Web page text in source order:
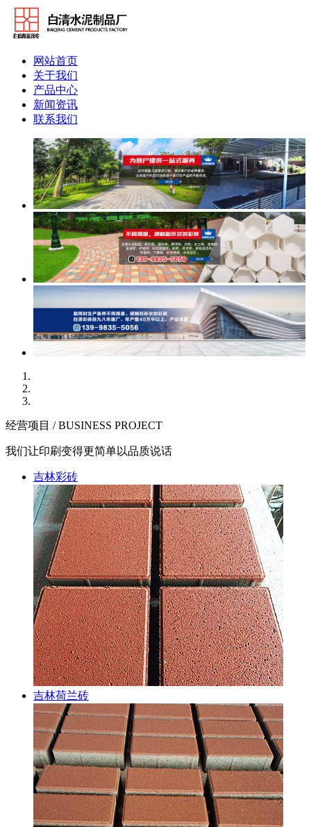
网站首页
关于我们
产品中心
新闻资讯
联系我们
经营项目 / BUSINESS PROJECT
我们让印刷变得更简单以品质说话
吉林彩砖
吉林荷兰砖